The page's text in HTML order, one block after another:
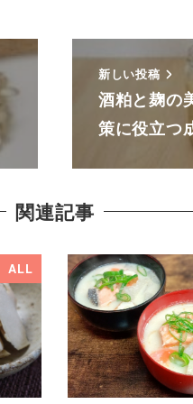
新しい投稿
酒粕と麹の
策に役立つ
関連記事
ALL